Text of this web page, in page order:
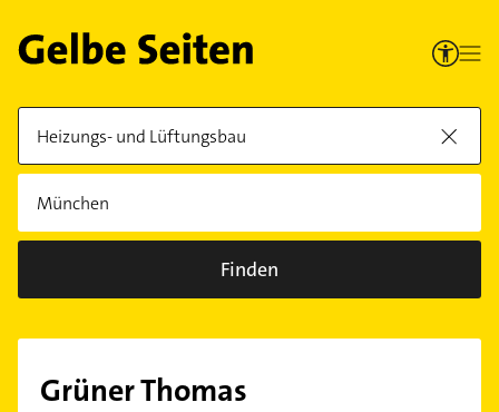
Finden
Grüner Thomas